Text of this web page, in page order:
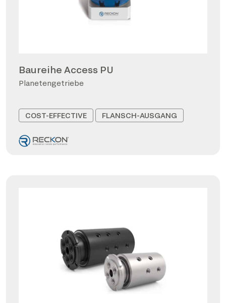
Baureihe Access PU
Planetengetriebe
COST-EFFECTIVE FLANSCH-AUSGANG